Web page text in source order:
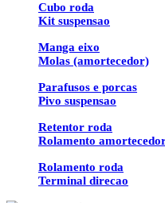
Cubo roda
Kit suspensao
Manga eixo
Molas (amortecedor)
Parafusos e porcas
Pivo suspensao
Retentor roda
Rolamento
Rolamento roda
Terminal direcao